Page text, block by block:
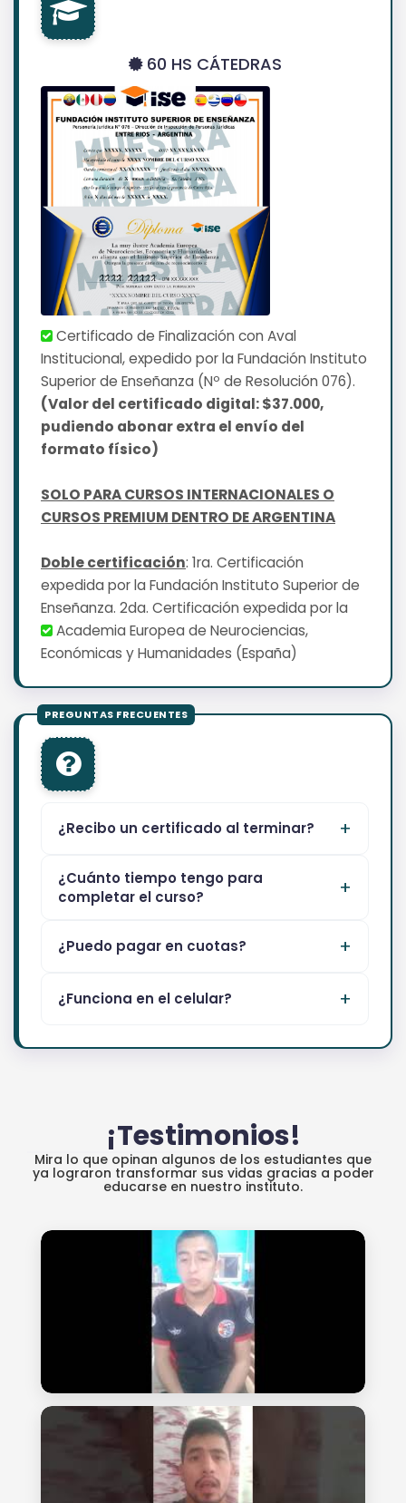
60 HS CÁTEDRAS
Certificado de Finalización con Aval
Institucional, expedido por la Fundación Instituto
Superior de Enseñanza (Nº de Resolución 076).
(Valor del certificado digital: $37.000,
pudiendo abonar extra el envío del
formato físico)
SOLO PARA CURSOS INTERNACIONALES O
CURSOS PREMIUM DENTRO DE ARGENTINA
Doble certificación: 1ra. Certificación
expedida por la Fundación Instituto Superior de
Enseñanza. 2da. Certificación expedida por la
Academia Europea de Neurociencias,
Económicas y Humanidades (España)
¿Recibo un certificado al terminar?
¿Cuánto tiempo tengo para
completar el curso?
¿Puedo pagar en cuotas?
¿Funciona en el celular?
¡Testimonios!
Mira lo que opinan algunos de los estudiantes que
ya lograron transformar sus vidas gracias a poder
educarse en nuestro instituto.